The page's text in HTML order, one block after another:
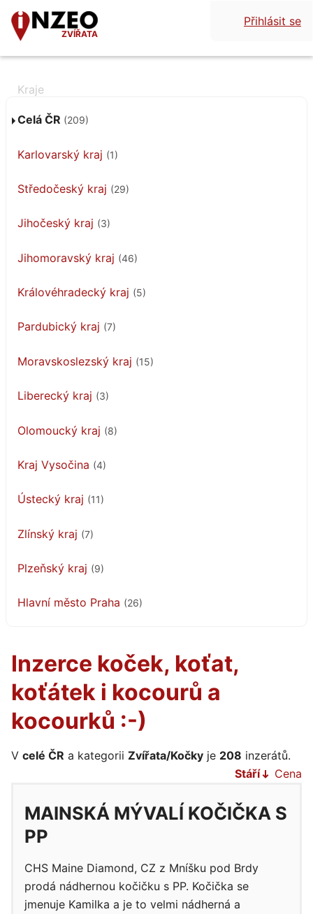
ZVÍŘATA
Přihlásit se
Celá ČR (209)
Karlovarský kraj (1)
Středočeský kraj (29)
Jihočeský kraj (3)
Jihomoravský kraj (46)
Královéhradecký kraj (5)
Pardubický kraj (7)
Moravskoslezský kraj (15)
Liberecký kraj (3)
Olomoucký kraj (8)
Kraj Vysočina (4)
Ústecký kraj (11)
Zlínský kraj (7)
Plzeňský kraj (9)
Hlavní město Praha (26)
Inzerce koček, koťat,
koťátek i kocourů a
kocourků :-)
V celé ČR a kategorii Zvířata/Kočky je 208 inzerátů.
Stáří
Cena
MAINSKÁ MÝVALÍ KOČIČKA S
PP
CHS Maine Diamond, CZ z Mníšku pod Brdy
prodá nádhernou kočičku s PP. Kočička se
jmenuje Kamilka a je to velmi nádherná a